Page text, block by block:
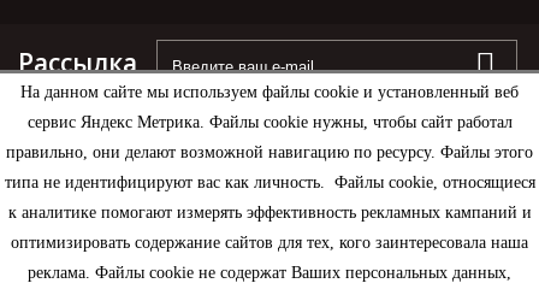
На данном сайте мы используем файлы cookie и установленный веб
сервис Яндекс Метрика. Файлы cookie нужны, чтобы сайт работал
правильно, они делают возможной навигацию по ресурсу. Файлы этого
типа не идентифицируют вас как личность. Файлы cookie, относящиеся
к аналитике помогают измерять эффективность рекламных кампаний и
оптимизировать содержание сайтов для тех, кого заинтересовала наша
реклама. Файлы cookie не содержат Ваших персональных данных,
Рассылка
Информация
Моя учетная запись